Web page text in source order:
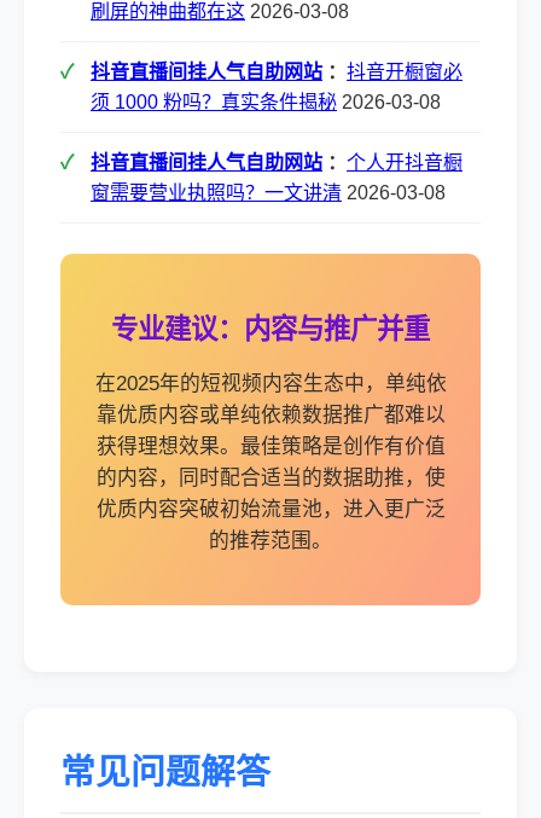
刷屏的神曲都在这 2026-03-08
抖音直播间挂人气自助网站 ： 抖音开橱窗必
须 1000 粉吗？真实条件揭秘 2026-03-08
抖音直播间挂人气自助网站 ： 个人开抖音橱
窗需要营业执照吗？一文讲清 2026-03-08
专业建议：内容与推广并重
在2025年的短视频内容生态中，单纯依
靠优质内容或单纯依赖数据推广都难以
获得理想效果。最佳策略是创作有价值
的内容，同时配合适当的数据助推，使
优质内容突破初始流量池，进入更广泛
的推荐范围。
常见问题解答